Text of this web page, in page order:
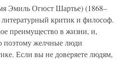
Эмиль Огюст Шартье) (1868–
критик и философ.
преимущество в жизни, и,
поэтому желчные люди
Если вы не доверяете людям,